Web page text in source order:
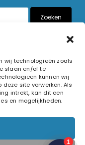
wij technologieën zoals
slaan en/of te
kunnen wij
site verwerken. Als
intrekt, kan dit een
en mogelijkheden.
Zoeken
voorbehouden.